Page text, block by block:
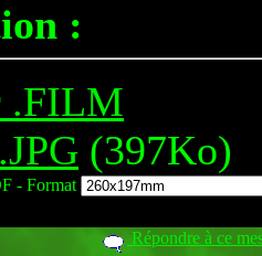
:
.FILM
(397Ko)
- Format
Répondre à ce